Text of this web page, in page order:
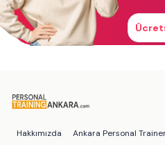
Hakkımızda Ankara Personal